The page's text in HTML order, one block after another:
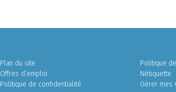
Plan du site
Offres d’emploi
Politique de confidentialité
Politique
Nétiquette
Gérer mes